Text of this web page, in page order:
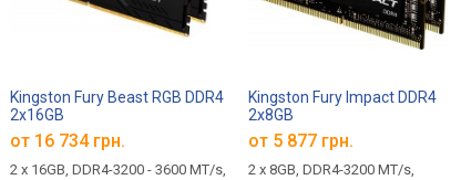
Kingston Fury Beast RGB DDR4
2x16GB
от 16 734 грн.
2 х 16GB, DDR4-3200 - 3600 MT/s,
Kingston Fury Impact DDR4
2x8GB
от 5 877 грн.
2 x 8GB, DDR4-3200 MT/s,